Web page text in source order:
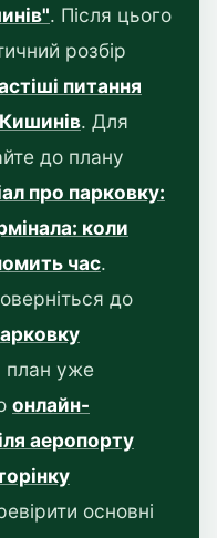
. Після цього
розбір
питання
. Для
до плану
про парковку:
коли
час.
до
план уже
онлайн-
аеропорту
основні